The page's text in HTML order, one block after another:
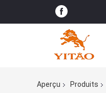
Aperçu Produits